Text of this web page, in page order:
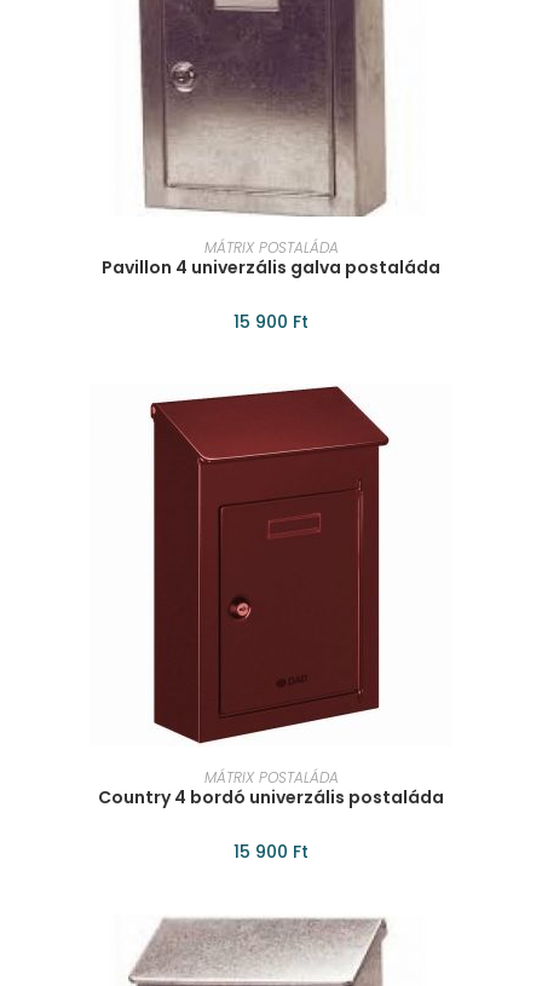
KOSÁRBA TESZEM
MÁTRIX POSTALÁDA
Pavillon 4 univerzális galva postaláda
15 900 Ft
KOSÁRBA TESZEM
MÁTRIX POSTALÁDA
Country 4 bordó univerzális postaláda
15 900 Ft